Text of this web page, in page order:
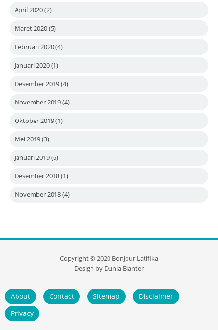
April 2020(2)
Maret 2020(5)
Februari 2020(4)
Januari 2020(1)
Desember 2019(4)
November 2019(4)
Oktober 2019(1)
Mei 2019(3)
Januari 2019(6)
Desember 2018(1)
November 2018(4)
Copyright ©2020 Bonjour Latifika
Design by Dunia Blanter
About Contact Sitemap
Disclaimer
Privacy